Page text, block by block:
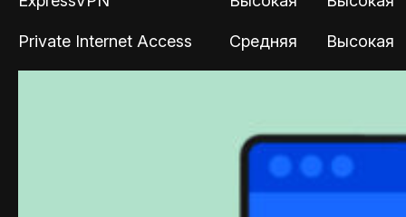
Private Internet Access Средняя Высокая